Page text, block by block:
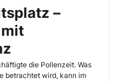
–
die Pollenzeit. Was
betrachtet wird, kann im